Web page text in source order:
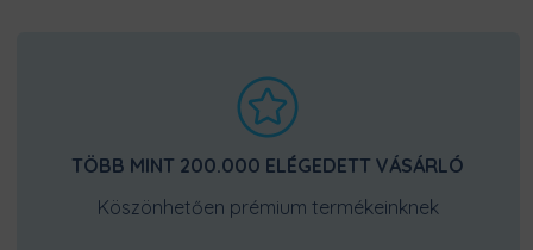
TÖBB MINT 200.000 ELÉGEDETT VÁSÁRLÓ
Köszönhetően prémium termékeinknek